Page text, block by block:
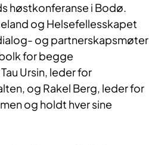
høstkonferanse i Bodø.
og Helsefellesskapet
og partnerskapsmøter
for begge
Ursin, leder for
og Rakel Berg, leder for
og holdt hver sine